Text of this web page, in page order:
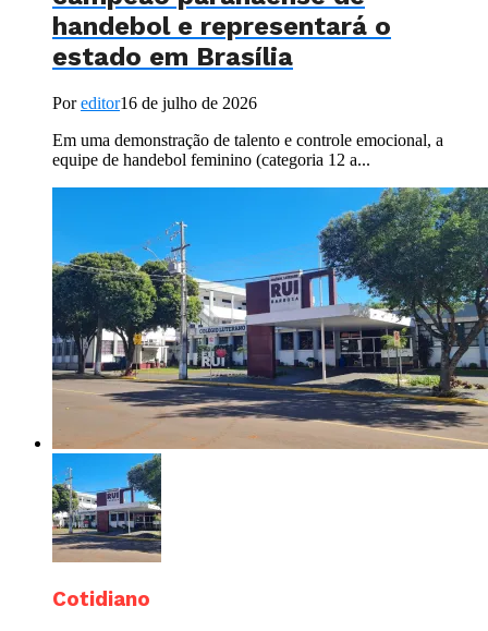
handebol e representará o
estado em Brasília
Poreditor16 de julho de 2026
Em uma demonstração de talento e controle emocional, a
equipe de handebol feminino (categoria 12 a...
Cotidiano